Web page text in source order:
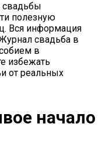
свадьбы
полезную
Вся информация
свадьба в
в
избежать
от реальных
начало